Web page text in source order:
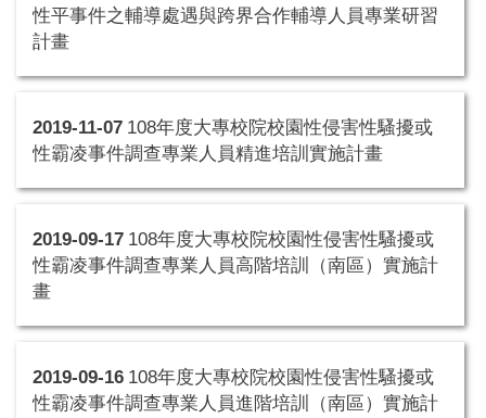
性平事件之輔導處遇與跨界合作輔導人員專業研習
計畫
2019-11-07 108年度大專校院校園性侵害性騷擾或
性霸凌事件調查專業人員精進培訓實施計畫
2019-09-17 108年度大專校院校園性侵害性騷擾或
性霸凌事件調查專業人員高階培訓（南區）實施計
畫
2019-09-16 108年度大專校院校園性侵害性騷擾或
性霸凌事件調查專業人員進階培訓（南區）實施計